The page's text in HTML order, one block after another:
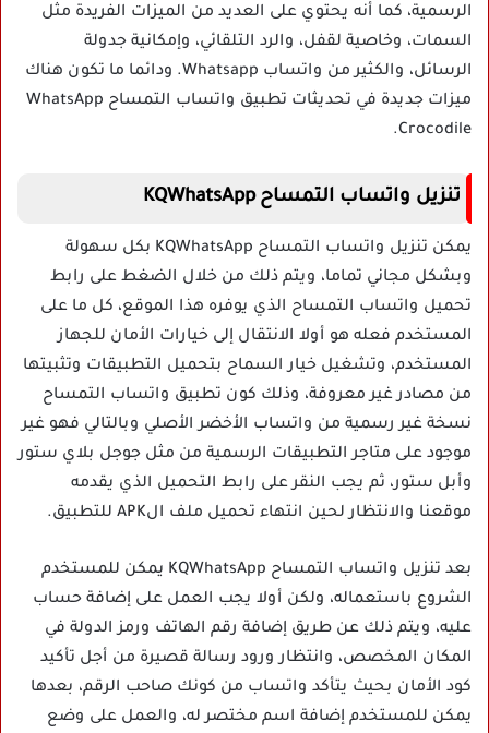
الرسمية، كما أنه يحتوي على العديد من الميزات الفريدة مثل
السمات، وخاصية لقفل، والرد التلقائي، وإمكانية جدولة
الرسائل، والكثير من واتساب Whatsapp. ودائما ما تكون هناك
ميزات جديدة في تحديثات تطبيق واتساب التمساح WhatsApp
Crocodile.
تنزيل واتساب التمساح KQWhatsApp
يمكن تنزيل واتساب التمساح KQWhatsApp بكل سهولة
وبشكل مجاني تماما، ويتم ذلك من خلال الضغط على رابط
تحميل واتساب التمساح الذي يوفره هذا الموقع، كل ما على
المستخدم فعله هو أولا الانتقال إلى خيارات الأمان للجهاز
المستخدم، وتشغيل خيار السماح بتحميل التطبيقات وتثبيتها
من مصادر غير معروفة، وذلك كون تطبيق واتساب التمساح
نسخة غير رسمية من واتساب الأخضر الأصلي وبالتالي فهو غير
موجود على متاجر التطبيقات الرسمية من مثل جوجل بلاي ستور
وأبل ستور، ثم يجب النقر على رابط التحميل الذي يقدمه
موقعنا والانتظار لحين انتهاء تحميل ملف الAPK للتطبيق.
بعد تنزيل واتساب التمساح KQWhatsApp يمكن للمستخدم
الشروع باستعماله، ولكن أولا يجب العمل على إضافة حساب
عليه، ويتم ذلك عن طريق إضافة رقم الهاتف ورمز الدولة في
المكان المخصص، وانتظار ورود رسالة قصيرة من أجل تأكيد
كود الأمان بحيث يتأكد واتساب من كونك صاحب الرقم، بعدها
يمكن للمستخدم إضافة اسم مختصر له، والعمل على وضع